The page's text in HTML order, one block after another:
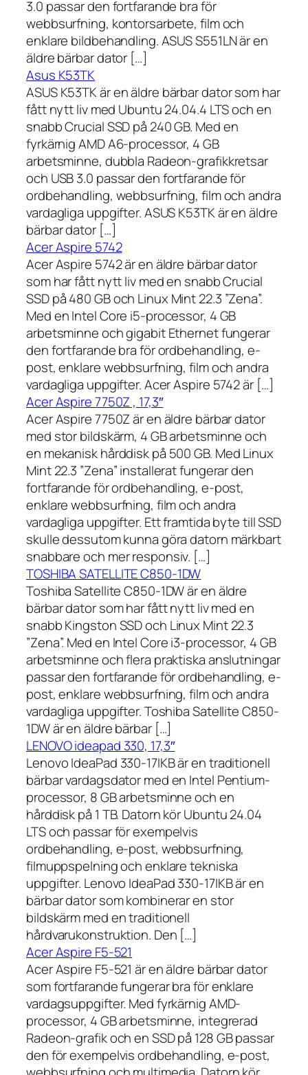
3.0 passar den fortfarande bra för
webbsurfning, kontorsarbete, film och
enklare bildbehandling. ASUS S551LN är en
äldre bärbar dator […]
Asus K53TK
ASUS K53TK är en äldre bärbar dator som har
fått nytt liv med Ubuntu 24.04.4 LTS och en
snabb Crucial SSD på 240 GB. Med en
fyrkärnig AMD A6-processor, 4 GB
arbetsminne, dubbla Radeon-grafikkretsar
och USB 3.0 passar den fortfarande för
ordbehandling, webbsurfning, film och andra
vardagliga uppgifter. ASUS K53TK är en äldre
bärbar dator […]
Acer Aspire 5742
Acer Aspire 5742 är en äldre bärbar dator
som har fått nytt liv med en snabb Crucial
SSD på 480 GB och Linux Mint 22.3 ”Zena”.
Med en Intel Core i5-processor, 4 GB
arbetsminne och gigabit Ethernet fungerar
den fortfarande bra för ordbehandling, e-
post, enklare webbsurfning, film och andra
vardagliga uppgifter. Acer Aspire 5742 är […]
Acer Aspire 7750Z , 17,3″
Acer Aspire 7750Z är en äldre bärbar dator
med stor bildskärm, 4 GB arbetsminne och
en mekanisk hårddisk på 500 GB. Med Linux
Mint 22.3 ”Zena” installerat fungerar den
fortfarande för ordbehandling, e-post,
enklare webbsurfning, film och andra
vardagliga uppgifter. Ett framtida byte till SSD
skulle dessutom kunna göra datorn märkbart
snabbare och mer responsiv. […]
TOSHIBA SATELLITE C850-1DW
Toshiba Satellite C850-1DW är en äldre
bärbar dator som har fått nytt liv med en
snabb Kingston SSD och Linux Mint 22.3
”Zena”. Med en Intel Core i3-processor, 4 GB
arbetsminne och flera praktiska anslutningar
passar den fortfarande för ordbehandling, e-
post, enklare webbsurfning, film och andra
vardagliga uppgifter. Toshiba Satellite C850-
1DW är en äldre bärbar […]
LENOVO ideapad 330, 17,3″
Lenovo IdeaPad 330-17IKB är en traditionell
bärbar vardagsdator med en Intel Pentium-
processor, 8 GB arbetsminne och en
hårddisk på 1 TB. Datorn kör Ubuntu 24.04
LTS och passar för exempelvis
ordbehandling, e-post, webbsurfning,
filmuppspelning och enklare tekniska
uppgifter. Lenovo IdeaPad 330-17IKB är en
bärbar dator som kombinerar en stor
bildskärm med en traditionell
hårdvarukonstruktion. Den […]
Acer Aspire F5-521
Acer Aspire F5-521 är en äldre bärbar dator
som fortfarande fungerar bra för enklare
vardagsuppgifter. Med fyrkärnig AMD-
processor, 4 GB arbetsminne, integrerad
Radeon-grafik och en SSD på 128 GB passar
den för exempelvis ordbehandling, e-post,